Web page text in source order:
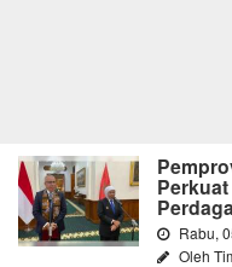
Rabu,
Oleh